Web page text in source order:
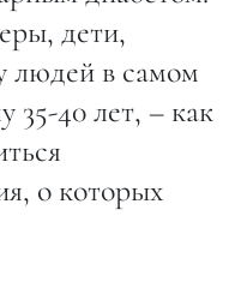
дети,
людей в самом
35-40 лет, – как
о которых